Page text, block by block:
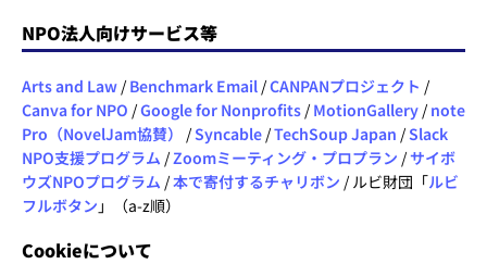
NPO法人向けサービス等
Arts and Law / Benchmark Email /CANPANプロジェクト /
Canva for NPO /Google for Nonprofits / MotionGallery / note
Pro（NovelJam協賛）
/Syncable /TechSoup Japan /Slack
NPO支援プログラム /Zoomミーティング・プロプラン /サイボ
ウズNPOプログラム /本で寄付するチャリボン / ルビ財団「ルビ
フルボタン 」（a-z順）
Cookieについて